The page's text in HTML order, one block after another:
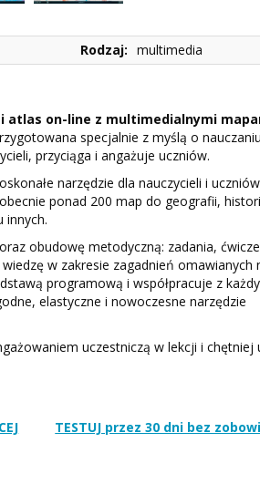
Rodzaj: multimedia
atlas on-line z multimedialnymi
specjalnie z myślą o
przyciąga i angażuje uczniów.
narzędzie dla nauczycieli i
ponad 200 map do geografii,
innych.
obudowę metodyczną: zadania,
w zakresie zagadnień omawianych
programową i współpracuje z
elastyczne i nowoczesne narzędzie
uczestniczą w lekcji i chętniej
TESTUJ przez 30 dni bez